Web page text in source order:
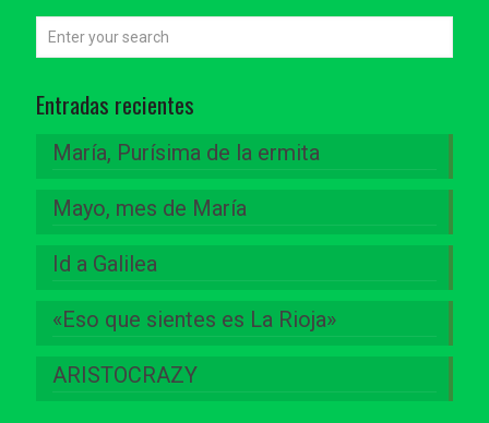
Entradas recientes
María, Purísima de la ermita
Mayo, mes de María
Id a Galilea
«Eso que sientes es La Rioja»
ARISTOCRAZY